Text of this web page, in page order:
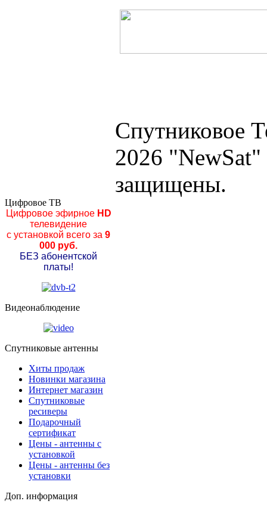
Спутниковое
2026
защищены.
Цифровое ТВ
Цифровое эфирноеHD
телевидение
с установкой всего за 9
000 руб.
БЕЗ абонентской
платы!
Видеонаблюдение
Спутниковые антенны
Хиты продаж
Новинки магазина
Интернет магазин
Спутниковые
ресиверы
Подарочный
сертификат
Цены - антенны с
установкой
Цены - антенны без
установки
Доп. информация